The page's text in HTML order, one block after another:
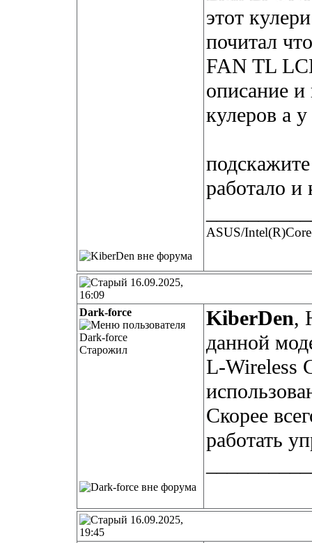
этот
почитал
FAN TL
описание
кулеров а
работало и
ASUS/
16.09.2025,
16:09
Dark-force
Старожил
KiberDen,
данной
L-Wireless
Скорее
работать
16.09.2025,
19:45